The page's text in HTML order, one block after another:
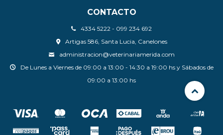
CONTACTO
4334 5222 - 099 234 692
Artigas 586, Santa Lucia, Canelones
administracion@veterinariamerida.com
De Lunes a Viernes de 09:00 a 13:00 - 14:30 a 19:00 hs y Sábados de
09:00 a 13:00 hs